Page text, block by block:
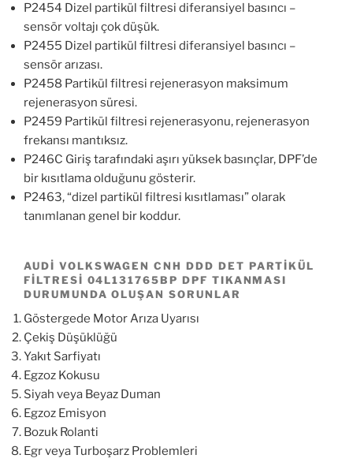
P2454 Dizel partikül filtresi diferansiyel basıncı –
sensör voltajı çok düşük.
P2455 Dizel partikül filtresi diferansiyel basıncı –
sensör arızası.
P2458 Partikül filtresi rejenerasyon maksimum
rejenerasyon süresi.
P2459 Partikül filtresi rejenerasyonu, rejenerasyon
frekansı mantıksız.
P246C Giriş tarafındaki aşırı yüksek basınçlar, DPF’de
bir kısıtlama olduğunu gösterir.
P2463, “dizel partikül filtresi kısıtlaması” olarak
tanımlanan genel bir koddur.
AUDİ VOLKSWAGEN CNH DDD DET PARTİKÜL
FİLTRESİ 04L131765BP DPF TIKANMASI
DURUMUNDA OLUŞAN SORUNLAR
Göstergede Motor Arıza Uyarısı
Çekiş Düşüklüğü
Yakıt Sarfiyatı
Egzoz Kokusu
Siyah veya Beyaz Duman
Egzoz Emisyon
Bozuk Rolanti
Egr veya Turboşarz Problemleri